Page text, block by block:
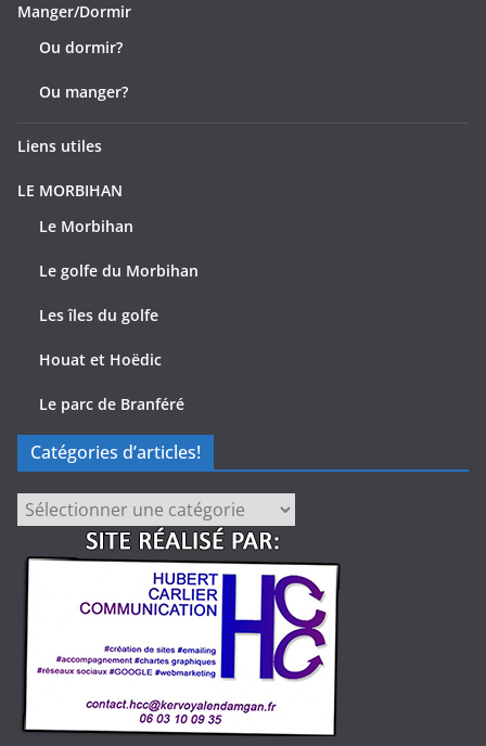
Manger/Dormir
Ou dormir?
Ou manger?
Liens utiles
LE MORBIHAN
Le Morbihan
Le golfe du Morbihan
Les îles du golfe
Houat et Hoëdic
Le parc de Branféré
Catégories d’articles!
Catégories